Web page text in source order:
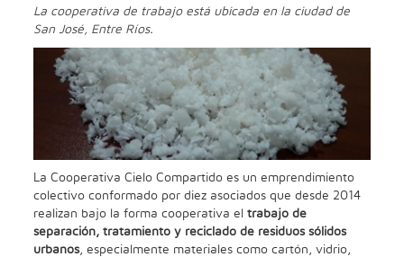
La cooperativa de trabajo está ubicada en la ciudad de
San José, Entre Ríos.
La Cooperativa Cielo Compartido es un emprendimiento
colectivo conformado por diez asociados que desde 2014
realizan bajo la forma cooperativa eltrabajo de
separación, tratamiento y reciclado de residuos sólidos
urbanos, especialmente materiales como cartón, vidrio,